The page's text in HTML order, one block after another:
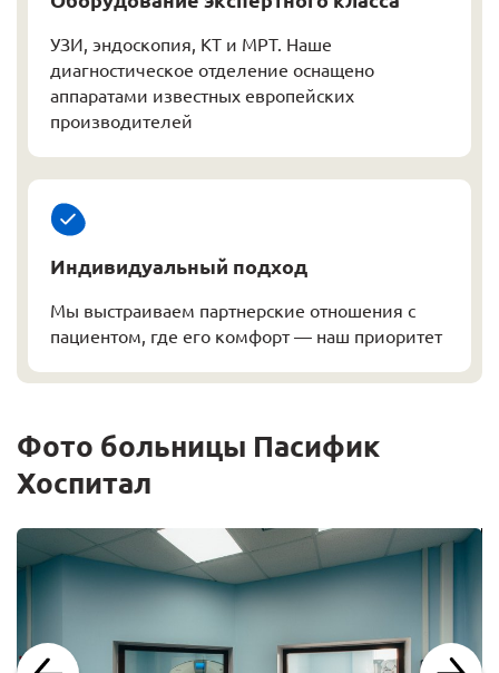
УЗИ, эндоскопия, КТ и МРТ. Наше
диагностическое отделение оснащено
аппаратами известных европейских
производителей
Индивидуальный подход
Мы выстраиваем партнерские отношения с
пациентом, где его комфорт — наш приоритет
Фото больницы Пасифик
Хоспитал